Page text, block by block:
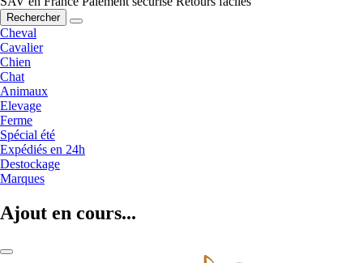
Rechercher
Cheval
Cavalier
Chien
Chat
Animaux
Elevage
Ferme
Spécial été
Expédiés en 24h
Destockage
Marques
Ajout en cours...